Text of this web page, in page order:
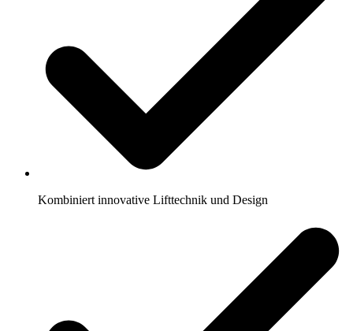
Kombiniert innovative Lifttechnik und Design